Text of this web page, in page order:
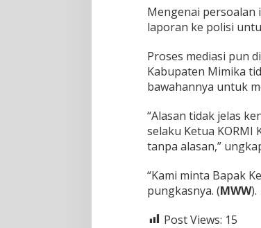
Mengenai persoalan
laporan ke polisi
Proses mediasi pun
Kabupaten Mimika
bawahannya untuk
“Alasan tidak jelas
selaku Ketua
tanpa alasan,”
“Kami minta Bapak
pungkasnya. (MWW).
Post Views: 15